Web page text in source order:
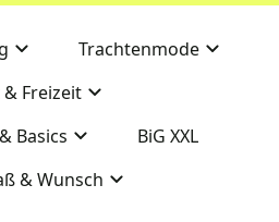
Trachtenmode
Freizeit
Basics
BiG XXL
& Wunsch